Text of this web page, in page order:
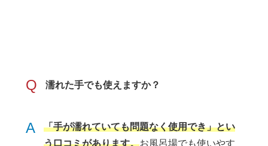
Q 濡れた手でも使えますか？
A
「手が濡れていても問題なく使用でき」とい
う口コミがあります。お風呂場でも使いやす